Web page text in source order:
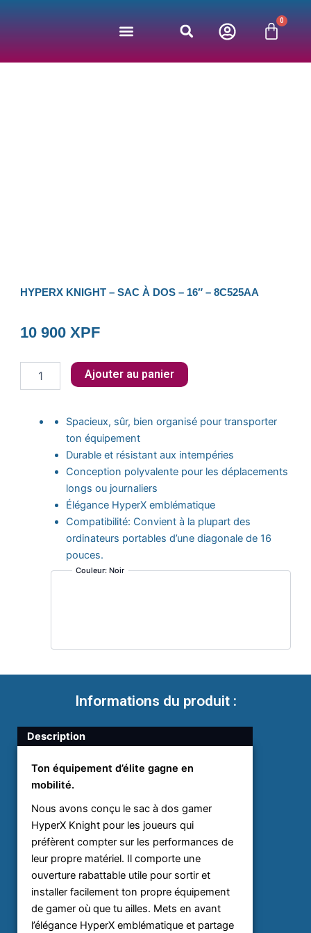
0
HYPERX KNIGHT – SAC À DOS – 16″ – 8C525AA
10 900 XPF
8C525AA
Ajouter au panier
Spacieux, sûr, bien organisé pour transporter
ton équipement
Durable et résistant aux intempéries
Conception polyvalente pour les déplacements
longs ou journaliers
Élégance HyperX emblématique
Compatibilité: Convient à la plupart des
ordinateurs portables d’une diagonale de 16
pouces.
Couleur:Noir
Informations du produit :
Description
Ton équipement d’élite gagne en
mobilité.
Nous avons conçu le sac à dos gamer
HyperX Knight pour les joueurs qui
préfèrent compter sur les performances de
leur propre matériel. Il comporte une
ouverture rabattable utile pour sortir et
installer facilement ton propre équipement
de gamer où que tu ailles. Mets en avant
l’élégance HyperX emblématique et partage